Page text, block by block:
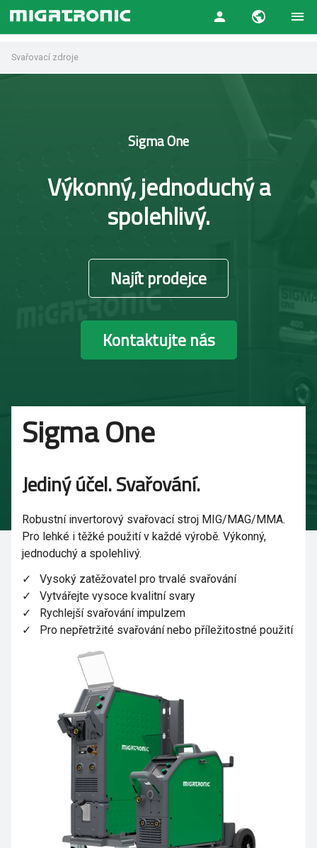
Svařovací zdroje
Sigma One
Výkonný, jednoduchý a
spolehlivý.
Najít prodejce
Kontaktujte nás
Sigma One
Jediný účel. Svařování.
Robustní invertorový svařovací stroj MIG/MAG/MMA.
Pro lehké i těžké použití v každé výrobě. Výkonný,
jednoduchý a spolehlivý.
Vysoký zatěžovatel pro trvalé svařování
Vytvářejte vysoce kvalitní svary
Rychlejší svařování impulzem
Pro nepřetržité svařování nebo příležitostné použití